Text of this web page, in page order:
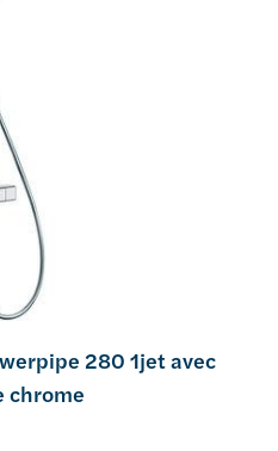
280 1jet avec
chrome